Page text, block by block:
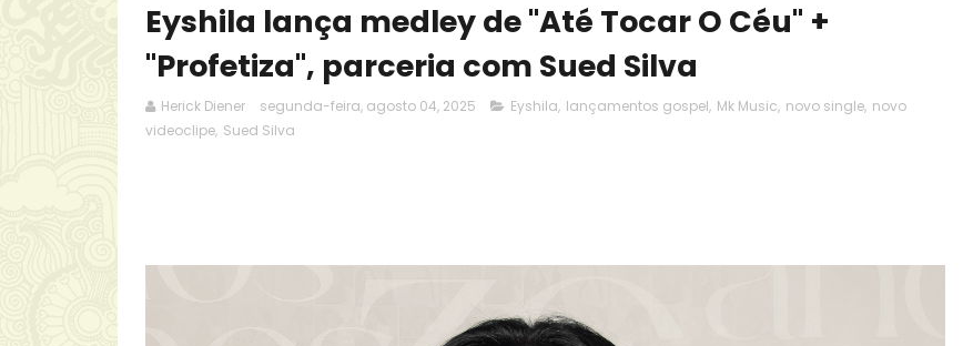
Eyshila lança medley de "Até Tocar O Céu" +
"Profetiza", parceria com Sued Silva
Herick Diener segunda-feira, agosto 04, 2025 Eyshila, lançamentos gospel, Mk Music, novo single, novo
videoclipe, Sued Silva